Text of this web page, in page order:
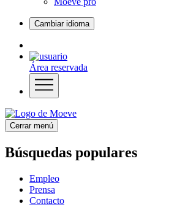
Cambiar idioma
Área reservada
Cerrar menú
Búsquedas populares
Empleo
Prensa
Contacto